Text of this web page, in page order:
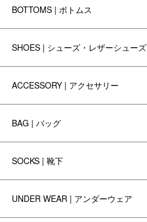
BOTTOMS | ボトムス
SHOES | シューズ・レザーシューズ
ACCESSORY | アクセサリー
BAG | バッグ
SOCKS | 靴下
UNDER WEAR | アンダーウェア